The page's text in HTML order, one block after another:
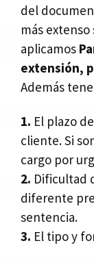
del
más
aplicamos
extensión,
Además
1. El plazo
cliente. Si
cargo por
2. Dificultad
diferente
sentencia.
3. El tipo y